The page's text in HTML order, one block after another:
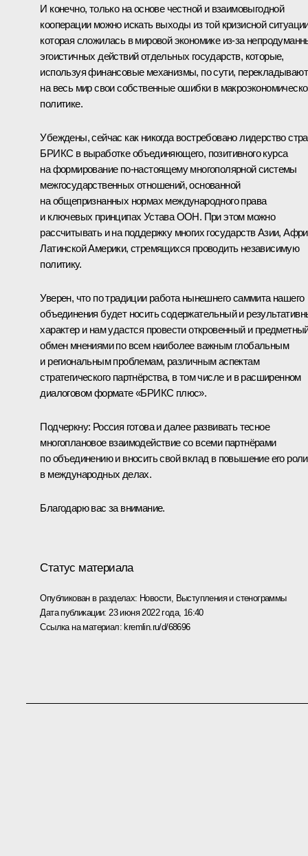
И конечно, только на основе честной и взаимовыгодной
кооперации можно искать выходы из той кризисной
которая сложилась в мировой экономике из-за
эгоистичных действий отдельных государств, которые,
используя финансовые механизмы, по сути, перекладывают
на весь мир свои собственные ошибки в
политике.
Убеждены, сейчас как никогда востребовано лидерство
БРИКС в выработке объединяющего, позитивного курса
на формирование по-настоящему многополярной системы
межгосударственных отношений, основанной
на общепризнанных нормах международного права
и ключевых принципах Устава ООН. При этом можно
рассчитывать и на поддержку многих государств Азии,
Латинской Америки, стремящихся проводить независимую
политику.
Уверен, что по традиции работа нынешнего саммита нашего
объединения будет носить содержательный и
характер и нам удастся провести откровенный и
обмен мнениями по всем наиболее важным глобальным
и региональным проблемам, различным аспектам
стратегического партнёрства, в том числе и в расширенном
диалоговом формате «БРИКС плюс».
Подчеркну: Россия готова и далее развивать тесное
многоплановое взаимодействие со всеми партнёрами
по объединению и вносить свой вклад в повышение его роли
в международных делах.
Благодарю вас за внимание.
Статус материала
Опубликован в разделах: Новости, Выступления и стенограммы
Дата публикации: 23 июня 2022 года, 16:40
Ссылка на материал: kremlin.ru/d/68696